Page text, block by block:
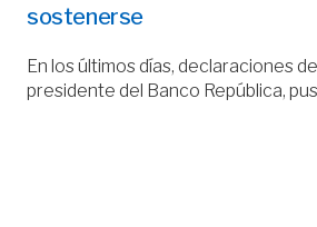
sostenerse
En los últimos días, declaraciones
presidente del Banco República,